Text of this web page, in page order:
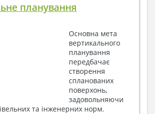
планування
Основна мета
вертикального
планування
передбачає
створення
спланованих
поверхонь,
задовольняючи
та інженерних норм.